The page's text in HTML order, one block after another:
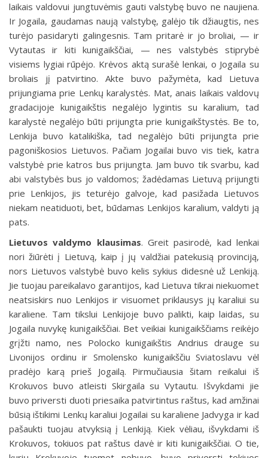
laikais valdovui jungtuvėmis gauti valstybę buvo ne naujiena.
Ir Jogaila, gaudamas naują valstybę, galėjo tik džiaugtis, nes
turėjo pasidaryti galingesnis. Tam pritarė ir jo broliai, — ir
Vytautas ir kiti kunigaikščiai, — nes valstybės stiprybė
visiems lygiai rūpėjo. Krėvos aktą surašė lenkai, o Jogaila su
broliais jį patvirtino. Akte buvo pažymėta, kad Lietuva
prijungiama prie Lenkų karalystės. Mat, anais laikais valdovų
gradacijoje kunigaikštis negalėjo lygintis su karalium, tad
karalystė negalėjo būti prijungta prie kunigaikštystės. Be to,
Lenkija buvo katalikiška, tad negalėjo būti prijungta prie
pagoniškosios Lietuvos. Pačiam Jogailai buvo vis tiek, katra
valstybė prie katros bus prijungta. Jam buvo tik svarbu, kad
abi valstybės bus jo valdomos; žadėdamas Lietuvą prijungti
prie Lenkijos, jis teturėjo galvoje, kad pasižada Lietuvos
niekam neatiduoti, bet, būdamas Lenkijos karalium, valdyti ją
pats.
Lietuvos valdymo klausimas. Greit pasirodė, kad lenkai
nori žiūrėti į Lietuvą, kaip į jų valdžiai patekusią provinciją,
nors Lietuvos valstybė buvo kelis sykius didesnė už Lenkiją.
Jie tuojau pareikalavo garantijos, kad Lietuva tikrai niekuomet
neatsiskirs nuo Lenkijos ir visuomet priklausys jų karaliui su
karaliene. Tam tikslui Lenkijoje buvo palikti, kaip laidas, su
Jogaila nuvykę kunigaikščiai. Bet veikiai kunigaikščiams reikėjo
grįžti namo, nes Polocko kunigaikštis Andrius drauge su
Livonijos ordinu ir Smolensko kunigaikščiu Sviatoslavu vėl
pradėjo karą prieš Jogailą. Pirmučiausia šitam reikalui iš
Krokuvos buvo atleisti Skirgaila su Vytautu. Išvykdami jie
buvo priversti duoti priesaika patvirtintus raštus, kad amžinai
būsią ištikimi Lenkų karaliui Jogailai su karaliene Jadvyga ir kad
pašaukti tuojau atvyksią į Lenkiją. Kiek vėliau, išvykdami iš
Krokuvos, tokiuos pat raštus davė ir kiti kunigaikščiai. O tie,